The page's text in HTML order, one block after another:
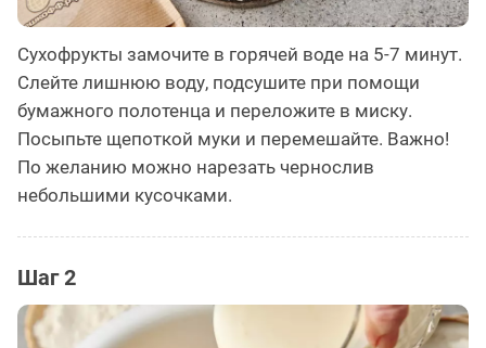
Сухофрукты замочите в горячей воде на 5-7 минут.
Слейте лишнюю воду, подсушите при помощи
бумажного полотенца и переложите в миску.
Посыпьте щепоткой муки и перемешайте. Важно!
По желанию можно нарезать чернослив
небольшими кусочками.
Шаг 2